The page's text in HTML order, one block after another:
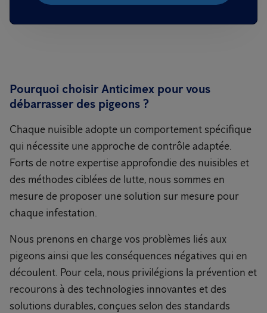
Pourquoi choisir Anticimex pour vous
débarrasser des pigeons ?
Chaque nuisible adopte un comportement spécifique
qui nécessite une approche de contrôle adaptée.
Forts de notre expertise approfondie des nuisibles et
des méthodes ciblées de lutte, nous sommes en
mesure de proposer une solution sur mesure pour
chaque infestation.
Nous prenons en charge vos problèmes liés aux
pigeons ainsi que les conséquences négatives qui en
découlent. Pour cela, nous privilégions la prévention et
recourons à des technologies innovantes et des
solutions durables, conçues selon des standards